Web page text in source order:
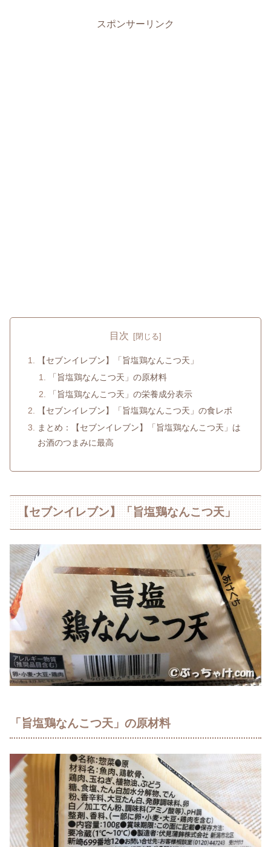
スポンサーリンク
目次
【セブンイレブン】「旨塩鶏なんこつ天」
「旨塩鶏なんこつ天」の原材料
「旨塩鶏なんこつ天」の栄養成分表示
【セブンイレブン】「旨塩鶏なんこつ天」の食レポ
まとめ：【セブンイレブン】「旨塩鶏なんこつ天」は
お酒のつまみに最高
【セブンイレブン】「旨塩鶏なんこつ天」
「旨塩鶏なんこつ天」の原材料